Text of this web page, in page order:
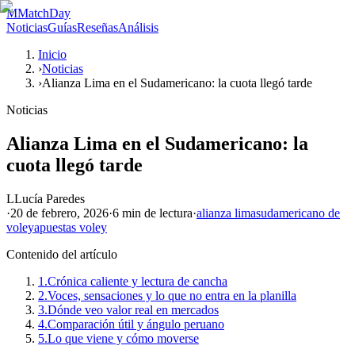
MMatchDay
NoticiasGuíasReseñasAnálisis
Inicio
›Noticias
›Alianza Lima en el Sudamericano: la cuota llegó tarde
Noticias
Alianza Lima en el Sudamericano: la
cuota llegó tarde
LLucía Paredes
·20 de febrero, 2026·6 min de lectura·alianza limasudamericano de
voleyapuestas voley
Contenido del artículo
1.Crónica caliente y lectura de cancha
2.Voces, sensaciones y lo que no entra en la planilla
3.Dónde veo valor real en mercados
4.Comparación útil y ángulo peruano
5.Lo que viene y cómo moverse